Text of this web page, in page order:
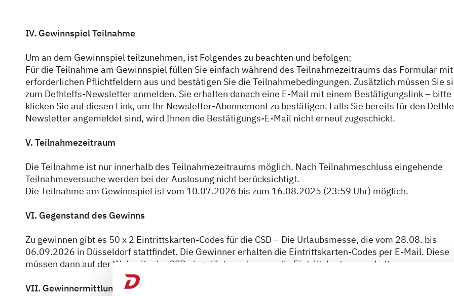
IV. Gewinnspiel Teilnahme
Um an dem Gewinnspiel teilzunehmen, ist Folgendes zu beachten und befolgen:
Für die Teilnahme am Gewinnspiel füllen Sie einfach während des Teilnahmezeitraums das Formular
erforderlichen Pflichtfeldern aus und bestätigen Sie die Teilnahmebedingungen. Zusätzlich müssen Sie
zum Dethleffs-Newsletter anmelden. Sie erhalten danach eine E-Mail mit einem Bestätigungslink – bitte
klicken Sie auf diesen Link, um Ihr Newsletter-Abonnement zu bestätigen. Falls Sie bereits für den
Newsletter angemeldet sind, wird Ihnen die Bestätigungs-E-Mail nicht erneut zugeschickt.
V. Teilnahmezeitraum
Die Teilnahme ist nur innerhalb des Teilnahmezeitraums möglich. Nach Teilnahmeschluss eingehende
Teilnahmeversuche werden bei der Auslosung nicht berücksichtigt.
Die Teilnahme am Gewinnspiel ist vom 10.07.2026 bis zum 16.08.2025 (23:59 Uhr) möglich.
VI. Gegenstand des Gewinns
Zu gewinnen gibt es 50 x 2 Eintrittskarten-Codes für die CSD – Die Urlaubsmesse, die vom 28.08. bis
06.09.2026 in Düsseldorf stattfindet. Die Gewinner erhalten die Eintrittskarten-Codes per E-Mail. Diese
müssen dann auf der Webseite der CSD eingelöst werden, um die Eintrittskarten zu erhalten.
VII. Gewinnermittlung